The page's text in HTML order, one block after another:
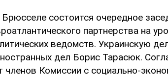
Брюсселе состоится очередное
партнерства на
ведомств. Украинскую
дел Борис Тарасюк.
членов Комиссии с социально-